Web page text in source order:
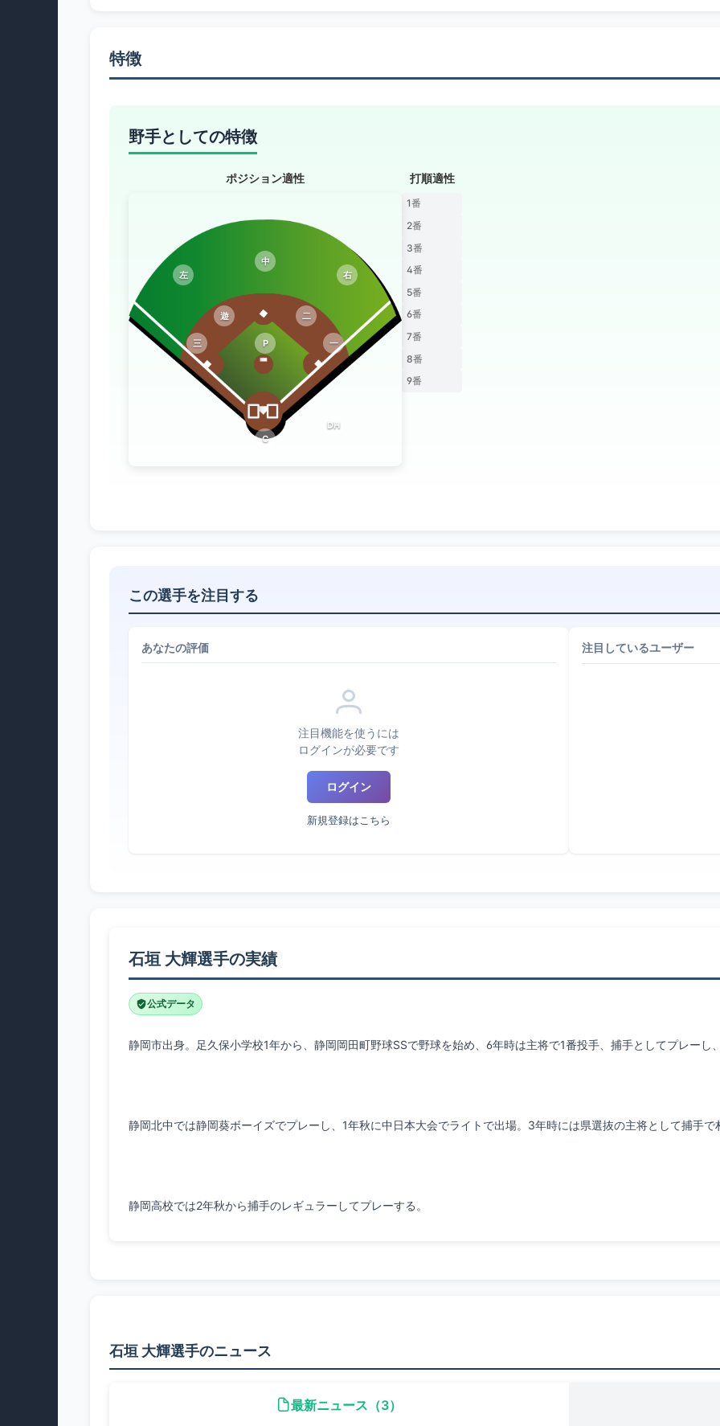
特徴
野手としての特徴
ポジション適性
P
C
一
二
三
遊
左
中
右
DH
打順適性
1番
2番
3番
4番
5番
6番
7番
8番
9番
この選手を注目する
あなたの評価
注目機能を使うには
ログインが必要です
ログイン
新規登録はこちら
注目しているユーザー
石垣 大輝選手の実績
公式データ
静岡高校では2年秋から捕手のレギュラーしてプレーする。
石垣 大輝選手のニュース
最新ニュース（3）